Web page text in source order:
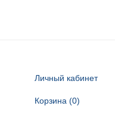
Личный кабинет
Корзина (0)